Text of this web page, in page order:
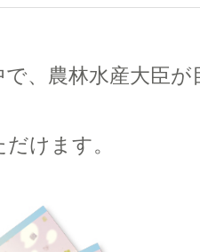
、農林水産大臣
けます。